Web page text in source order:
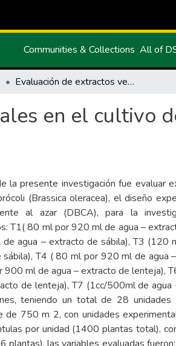
Communities & Collections All of
Evaluación de extractos vegetales en el cultivo de brócoli (Brassica oleracea)
en el cultivo
la presente investigación fue evaluar
(Brassica oleracea), el diseño
al azar (DBCA), para la
T1( 80 ml por 920 ml de agua –
agua – extracto de sábila), T3 (120
T4 ( 80 ml por 920 ml de agua
900 ml de agua – extracto de lenteja),
de lenteja), T7 (1cc/500ml de
teniendo un total de 28 unidades
de 750 m 2, con unidades
por unidad (1400 plantas total),